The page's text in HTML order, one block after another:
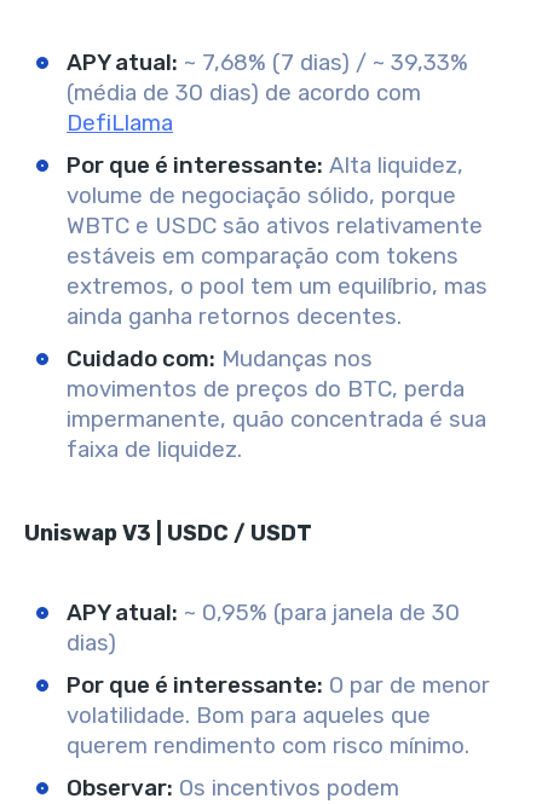
APY atual: ~ 7,68% (7 dias) / ~ 39,33%
(média de 30 dias) de acordo com
DefiLlama
Por que é interessante: Alta liquidez,
volume de negociação sólido, porque
WBTC e USDC são ativos relativamente
estáveis em comparação com tokens
extremos, o pool tem um equilíbrio, mas
ainda ganha retornos decentes.
Cuidado com: Mudanças nos
movimentos de preços do BTC, perda
impermanente, quão concentrada é sua
faixa de liquidez.
Uniswap V3 | USDC / USDT
APY atual: ~ 0,95% (para janela de 30
dias)
Por que é interessante: O par de menor
volatilidade. Bom para aqueles que
querem rendimento com risco mínimo.
Observar: Os incentivos podem